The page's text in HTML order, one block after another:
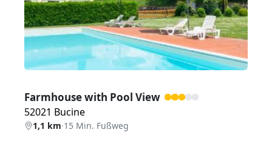
Farmhouse with Pool View
52021 Bucine
1,1 km·15 Min. Fußweg